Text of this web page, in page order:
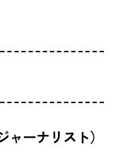
ーナリスト）